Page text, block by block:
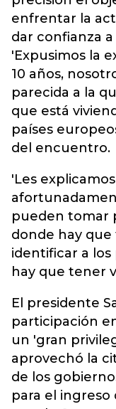
enfrentar la
dar confianza
'Expusimos la
10 años,
parecida a la
que está
países
del encuentro.
'Les
pueden tomar
donde hay
identificar a
hay que tener
El presidente
participación
un 'gran
aprovechó la
de los
para el ingreso